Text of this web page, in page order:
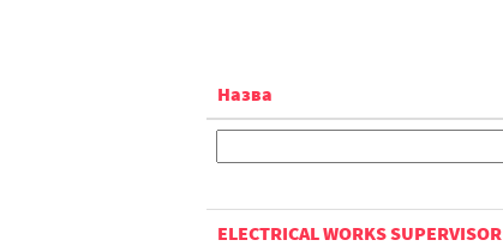
Назва
ELECTRICAL WORKS SUPERVISOR